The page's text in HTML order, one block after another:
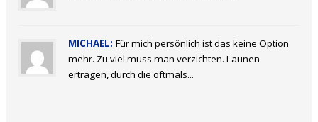
MICHAEL: Für mich persönlich ist das keine Option
mehr. Zu viel muss man verzichten. Launen
ertragen, durch die oftmals...